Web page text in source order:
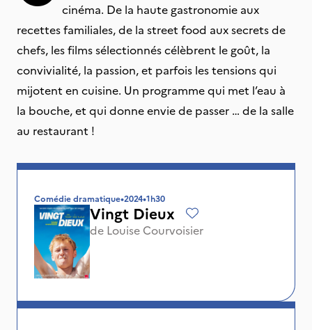
cinéma. De la haute gastronomie aux
recettes familiales, de la street food aux secrets de
chefs, les films sélectionnés célèbrent le goût, la
convivialité, la passion, et parfois les tensions qui
mijotent en cuisine. Un programme qui met l’eau à
la bouche, et qui donne envie de passer … de la salle
au restaurant !
Comédie dramatique•2024•1h30
Vingt Dieux
de Louise Courvoisier